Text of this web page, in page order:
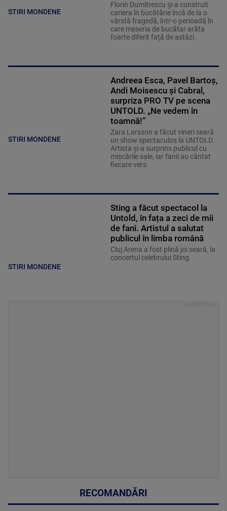
STIRI MONDENE
Florin Dumitrescu și-a construit
cariera în bucătărie încă de la o
vârstă fragedă, într-o perioadă în
care meseria de bucătar arăta
foarte diferit față de astăzi.
STIRI MONDENE
Andreea Esca, Pavel Bartoș,
Andi Moisescu și Cabral,
surpriza PRO TV pe scena
UNTOLD. „Ne vedem în
toamnă!”
Zara Larsson a făcut vineri seară
un show spectaculos la UNTOLD.
Artista și-a surprins publicul cu
mișcările sale, iar fanii au cântat
fiecare vers.
STIRI MONDENE
Sting a făcut spectacol la
Untold, în fața a zeci de mii
de fani. Artistul a salutat
publicul în limba română
Cluj Arena a fost plină joi seară, la
concertul celebrului Sting.
RECOMANDĂRI